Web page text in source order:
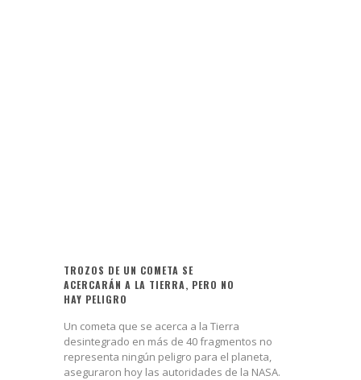
TROZOS DE UN COMETA SE
ACERCARÁN A LA TIERRA, PERO NO
HAY PELIGRO
Un cometa que se acerca a la Tierra
desintegrado en más de 40 fragmentos no
representa ningún peligro para el planeta,
aseguraron hoy las autoridades de la NASA.